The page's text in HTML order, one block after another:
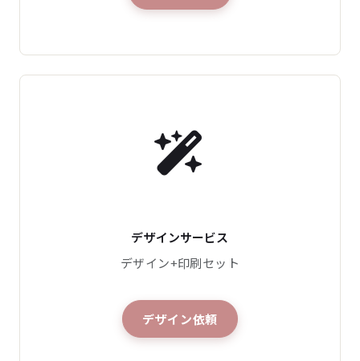
デザインサービス
デザイン+印刷セット
デザイン依頼